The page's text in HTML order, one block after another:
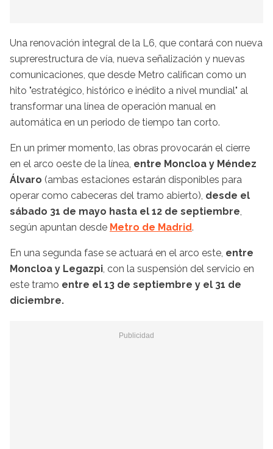
Una renovación integral de la L6, que contará con nueva
suprerestructura de vía, nueva señalización y nuevas
comunicaciones, que desde Metro califican como un
hito "estratégico, histórico e inédito a nivel mundial" al
transformar una línea de operación manual en
automática en un periodo de tiempo tan corto.
En un primer momento, las obras provocarán el cierre
en el arco oeste de la línea, entre Moncloa y Méndez
Álvaro (ambas estaciones estarán disponibles para
operar como cabeceras del tramo abierto), desde el
sábado 31 de mayo hasta el 12 de septiembre,
según apuntan desde Metro de Madrid.
En una segunda fase se actuará en el arco este, entre
Moncloa y Legazpi, con la suspensión del servicio en
este tramo entre el 13 de septiembre y el 31 de
diciembre.